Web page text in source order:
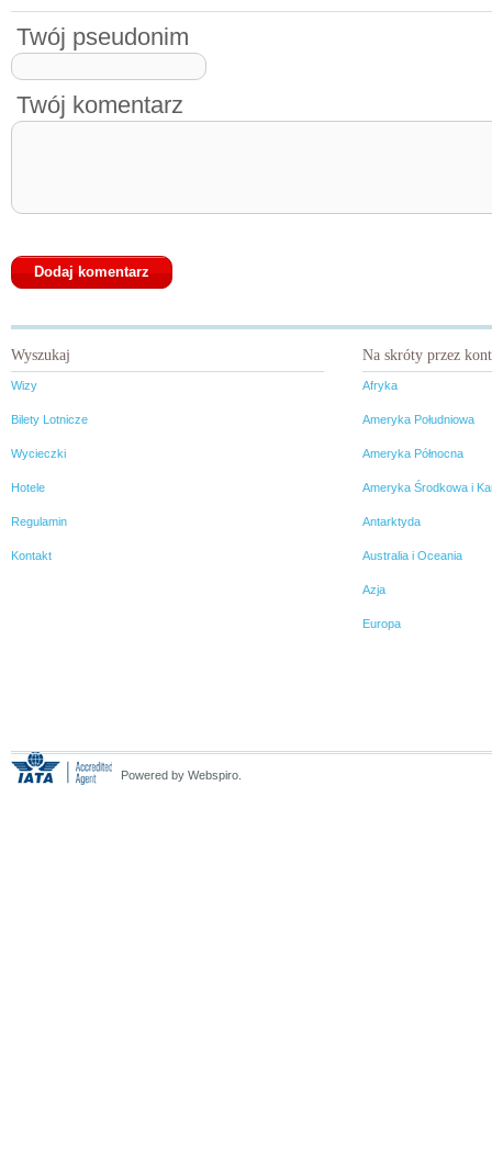
Twój pseudonim
Twój komentarz
Wyszukaj
Wizy
Bilety Lotnicze
Wycieczki
Hotele
Regulamin
Kontakt
Na skróty przez
Afryka
Ameryka Południowa
Ameryka Północna
Ameryka Środkowa i
Antarktyda
Australia i Oceania
Azja
Europa
Powered by Webspiro.